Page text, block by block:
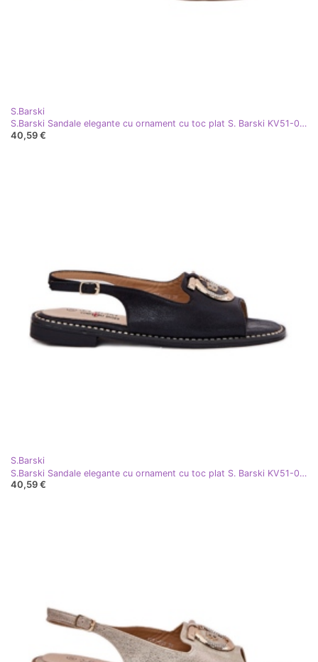
S.Barski
S.Barski Sandale elegante cu ornament cu toc plat S. Barski KV51-003 Aur roz de aur
40,59 €
S.Barski
S.Barski Sandale elegante cu ornament cu toc plat S. Barski KV51-003 Negru
40,59 €